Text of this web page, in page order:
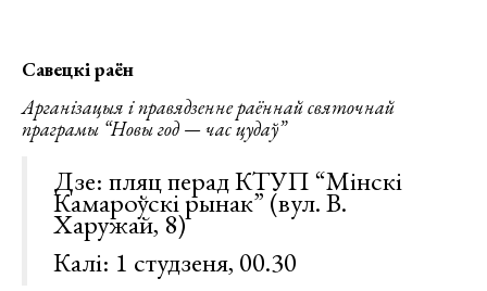
Савецкі раён
Арганізацыя і правядзенне раённай святочнай
праграмы “Новы год — час цудаў”
Дзе: пляц перад КТУП “Мінскі
Камароўскі рынак” (вул. В.
Харужай, 8)
Калі: 1 студзеня, 00.30